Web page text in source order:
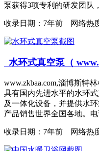
泵获得3项专利的研发团队
收录日期： 7年前 网络热
水环式真空泵（
www.zkbaa.com,淄博斯特
具有国内先进水平的水环
及一体化设备，并提供水
产品销售世界全国各地。电
收录日期： 7年前 网络热